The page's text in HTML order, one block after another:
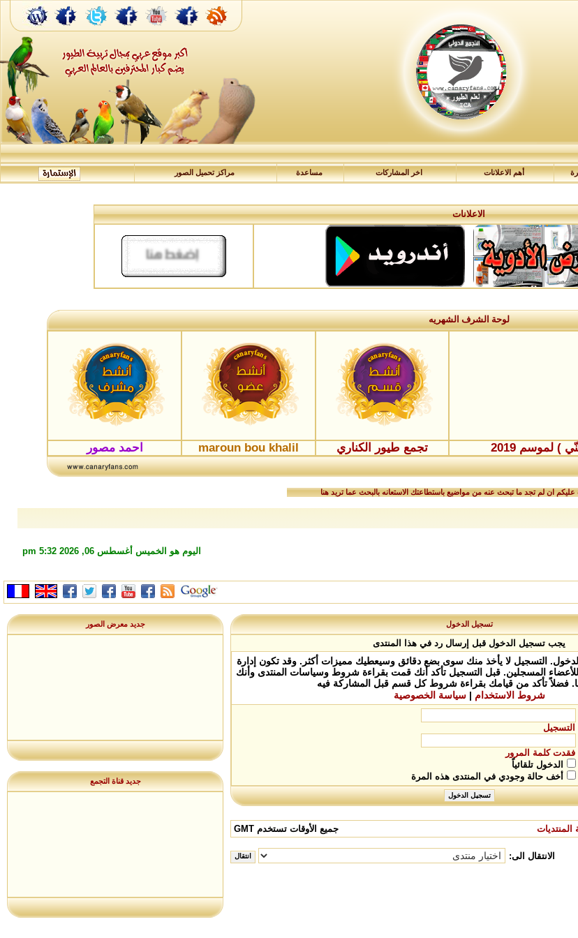
أهم الاعلانات اخر المشاركات مساعدة مراكز تحميل الصور
الاعلانات
لوحة الشرف الشهريه
لموسم 2019 تجمع طيور الكناري maroun bou khalil احمد مصور
ان لم تجد ما تبحث عنه من مواضيع باستطاعتك الاستعانه بالبحث عما تريد هنا
اليوم هو الخميس أغسطس 06, 2026 5:32 pm
تسجيل الدخول
يجب تسجيل الدخول قبل إرسال رد في هذا المنتدى
التسجيل لا يأخذ منك سوى بضع دقائق وسيعطيك مميزات أكثر. وقد تكون إدارة
المسجلين. قبل التسجيل تأكد أنك قمت بقراءة شروط وسياسات المنتدى وأنك
فضلاً تأكد من قيامك بقراءة شروط كل قسم قبل المشاركة فيه
شروط الاستخدام | سياسة الخصوصية
التسجيل
فقدت كلمة المرور
الدخول تلقائياً
أخف حالة وجودي في المنتدى هذه المرة
المنتديات جميع الأوقات تستخدم GMT
الانتقال الى:
جديد معرض الصور
جديد قناة التجمع